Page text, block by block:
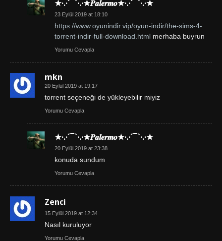
★·.·´¯`·.·★𝑷𝒂𝒍𝒆𝒓𝒎𝒐★·.·´¯`·.·★
23 Eylül 2019 at 18:10
https://www.oyunindir.vip/oyun-indir/the-sims-4-
torrent-indir-full-download.html merhaba buyrun
Yorumu Cevapla
mkn
20 Eylül 2019 at 19:17
torrent seçeneği de yükleyebilir miyiz
Yorumu Cevapla
★·.·´¯`·.·★𝑷𝒂𝒍𝒆𝒓𝒎𝒐★·.·´¯`·.·★
20 Eylül 2019 at 23:38
konuda sundum
Yorumu Cevapla
Zenci
15 Eylül 2019 at 12:34
Nasıl kuruluyor
Yorumu Cevapla